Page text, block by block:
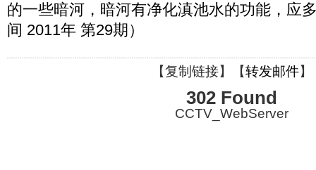
的一些暗河，暗河有净化滇池水的功能，应
间 2011年 第29期）
【复制链接】【转发邮件】
302 Found
CCTV_WebServer